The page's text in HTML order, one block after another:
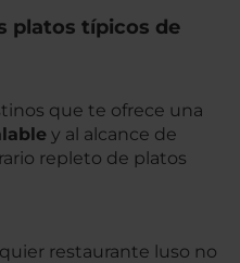
platos típicos de
que te ofrece una
y al alcance de
repleto de platos
restaurante luso no